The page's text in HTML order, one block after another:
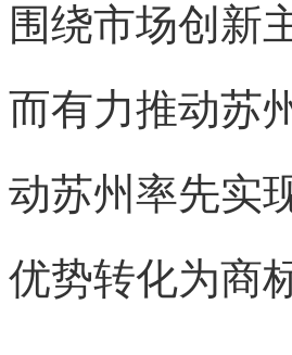
围绕市场创新
而有力推动苏
动苏州率先实
优势转化为商